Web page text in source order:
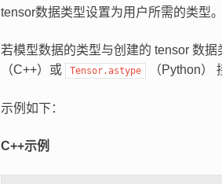
tensor数据类型设置为用户所需的类型。
若模型数据的类型与创建的 tensor 数
（C++）或 Tensor.astype （Python）
示例如下：
C++示例